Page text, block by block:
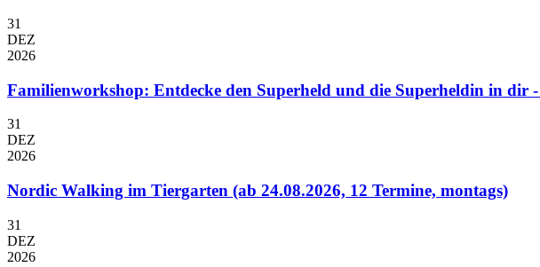
31
DEZ
2026
Familienworkshop: Entdecke den Superheld und die Superheldin in dir
31
DEZ
2026
Nordic Walking im Tiergarten (ab 24.08.2026, 12 Termine, montags)
31
DEZ
2026